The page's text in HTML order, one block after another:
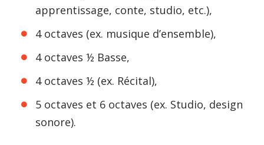
apprentissage, conte, studio, etc.),
4 octaves (ex. musique d’ensemble),
4 octaves ½ Basse,
4 octaves ½ (ex. Récital),
5 octaves et 6 octaves (ex. Studio, design
sonore).